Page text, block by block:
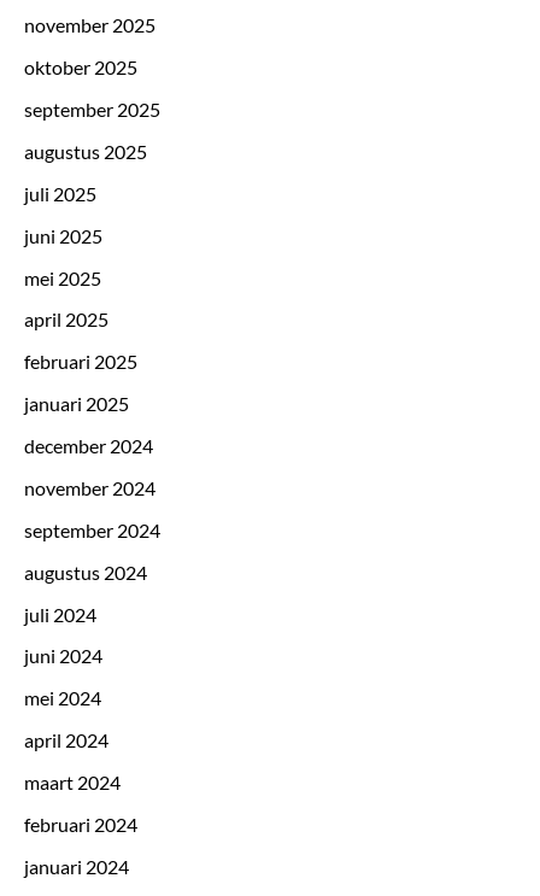
november 2025
oktober 2025
september 2025
augustus 2025
juli 2025
juni 2025
mei 2025
april 2025
februari 2025
januari 2025
december 2024
november 2024
september 2024
augustus 2024
juli 2024
juni 2024
mei 2024
april 2024
maart 2024
februari 2024
januari 2024